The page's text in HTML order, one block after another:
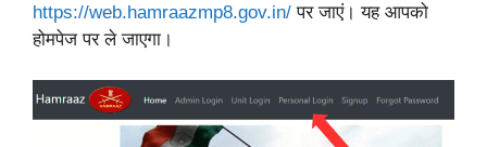
https://web.hamraazmp8.gov.in/ पर जाएं। यह आपको
होमपेज पर ले जाएगा।